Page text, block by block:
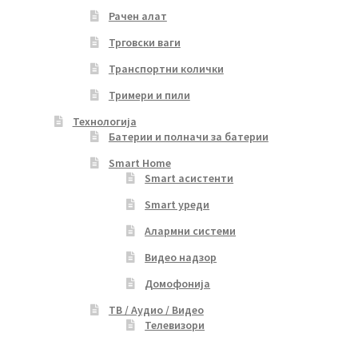
Рачен алат
Трговски ваги
Транспортни колички
Тримери и пили
Технологија
Батерии и полначи за батерии
Smart Home
Smart асистенти
Smart уреди
Алармни системи
Видео надзор
Домофонија
ТВ / Аудио / Видео
Телевизори